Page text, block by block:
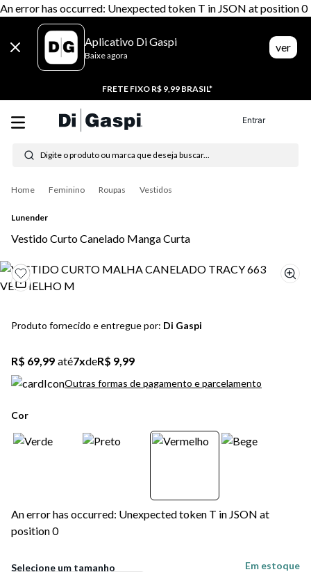
An error has occurred: Unexpected token T in JSON at position 0
Aplicativo Di Gaspi
Baixe agora
ver
FRETE FIXO R$ 9,99 BRASIL*
Entrar
Digite o produto ou marca que deseja buscar...
Feminino Roupas Vestidos
Lunender
Vestido Curto Canelado Manga Curta
Produto fornecido e entregue por: Di Gaspi
R$ 69,99 até7xdeR$ 9,99
Outras formas de pagamento e parcelamento
Cor
An error has occurred: Unexpected token T in JSON at
position 0
Em estoque
Termos mais buscados
1º tênis feminino
4º tênis masculino
7º
9º chuteira